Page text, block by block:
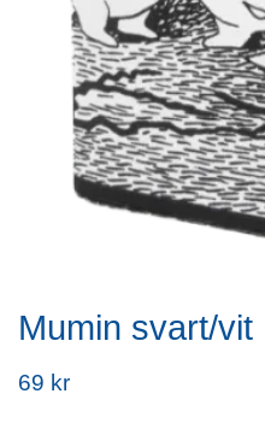
Mumin svart/vit
69 kr